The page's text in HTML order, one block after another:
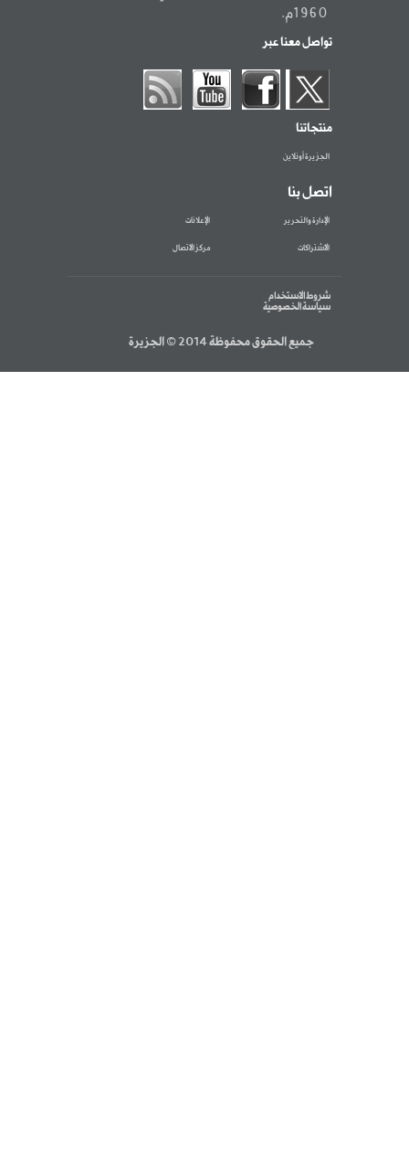
1960م.
تواصل معنا عبر
منتجاتنا
الجزيرة أونلاين
اتصل بنا
الإدارة والتحرير الإعلانات
الاشتراكات مركز الاتصال
شروط الاستخدام
سياسة الخصوصية
جميع الحقوق محفوظة 2014 © الجزيرة